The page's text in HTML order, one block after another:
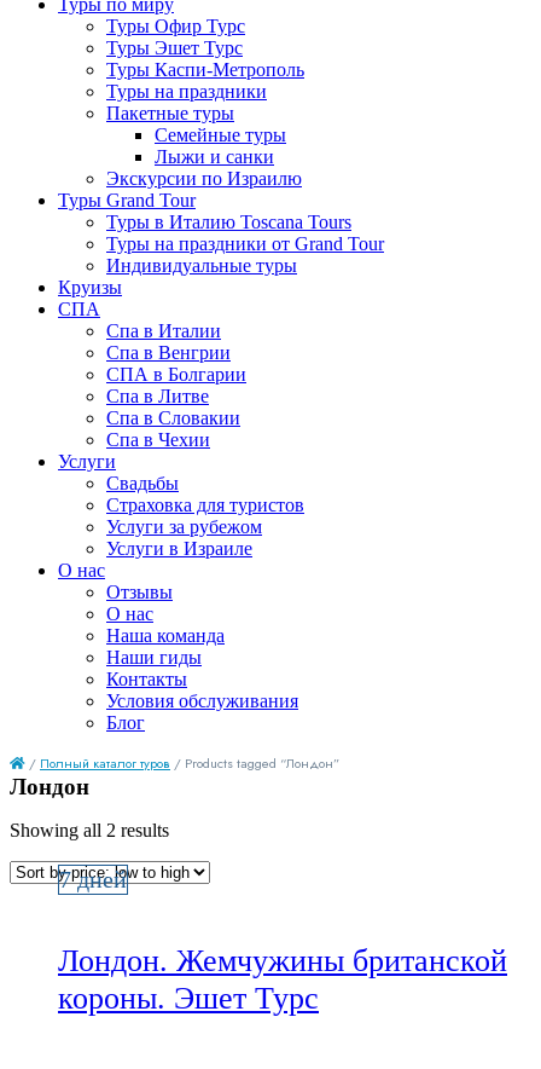
Туры Офир Турс
Туры Эшет Турс
Туры Каспи-Метрополь
Туры на праздники
Пакетные туры
Семейные туры
Лыжи и санки
Экскурсии по Израилю
Туры Grand Tour
Туры в Италию Toscana Tours
Туры на праздники от Grand Tour
Индивидуальные туры
Круизы
СПА
Спа в Италии
Спа в Венгрии
СПА в Болгарии
Спа в Литве
Спа в Словакии
Спа в Чехии
Услуги
Свадьбы
Страховка для туристов
Услуги за рубежом
Услуги в Израиле
О нас
Отзывы
О нас
Наша команда
Наши гиды
Контакты
Условия обслуживания
Блог
/ Полный каталог туров / Products tagged “Лондон”
Лондон
Showing all 2 results
7 дней
Лондон. Жемчужины британской
короны. Эшет Турс